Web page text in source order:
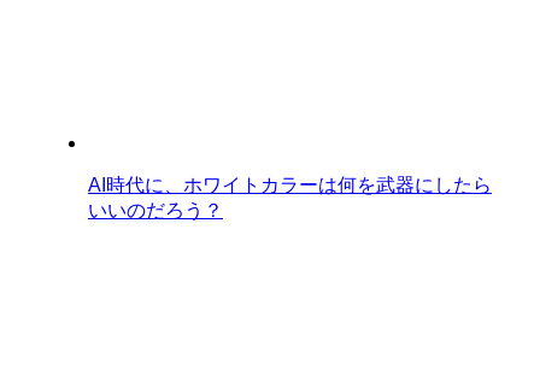
AI時代に、ホワイトカラーは何を武器にしたら
いいのだろう？